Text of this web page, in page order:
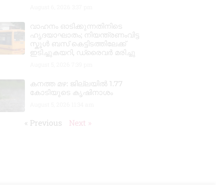
വാഹനം ഓടിക്കുന്നതിനിടെ
ഹൃദയാഘാതം; നിയന്ത്രണംവിട്ട
സ്കൂൾ ബസ് കെട്ടിടത്തിലേക്ക്
ഇടിച്ചുകയറി, ഡ്രൈവർ മരിച്ചു
കനത്ത മഴ: ജില്ലയിൽ 1.77
കോടിയുടെ കൃഷിനാശം
« Previous Next »